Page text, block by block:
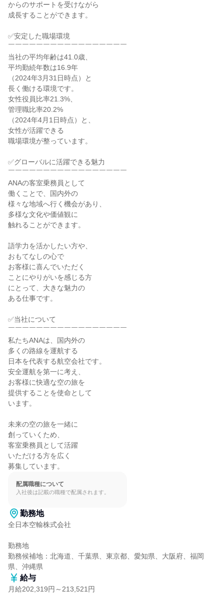
からのサポートを受けながら
成長することができます。
✅安定した職場環境
￣￣￣￣￣￣￣￣￣￣￣￣￣￣￣￣￣
当社の平均年齢は41.0歳、
平均勤続年数は16.9年
（2024年3月31日時点）と
長く働ける環境です。
女性役員比率21.3%、
管理職比率20.2%
（2024年4月1日時点）と、
女性が活躍できる
職場環境が整っています。
✅グローバルに活躍できる魅力
￣￣￣￣￣￣￣￣￣￣￣￣￣￣￣￣￣
ANAの客室乗務員として
働くことで、国内外の
様々な地域へ行く機会があり、
多様な文化や価値観に
触れることができます。
語学力を活かしたい方や、
おもてなしの心で
お客様に喜んでいただく
ことにやりがいを感じる方
にとって、大きな魅力の
ある仕事です。
✅当社について
￣￣￣￣￣￣￣￣￣￣￣￣￣￣￣￣￣
私たちANAは、国内外の
多くの路線を運航する
日本を代表する航空会社です。
安全運航を第一に考え、
お客様に快適な空の旅を
提供することを使命として
います。
未来の空の旅を一緒に
創っていくため、
客室乗務員として活躍
いただける方を広く
募集しています。
配属職種について
入社後は記載の職種で配属されます。
勤務地
全日本空輸株式会社
勤務地
勤務候補地：北海道、千葉県、東京都、愛知県、大阪府、福岡
県、沖縄県
給与
月給202,319円～213,521円